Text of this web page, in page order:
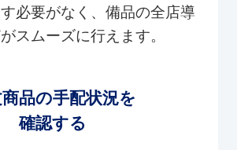
必要がなく、備品の全店導
スムーズに行えます。
品の手配状況を
確認する